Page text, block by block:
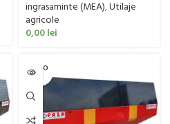
ingrasaminte (MEA),Utilaje
agricole
0,00lei
SOLD O
UT